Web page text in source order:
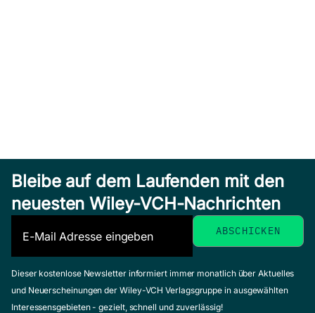
Bleibe auf dem Laufenden mit den
neuesten Wiley-VCH-Nachrichten
Dieser kostenlose Newsletter informiert immer monatlich über Aktuelles
und Neuerscheinungen der Wiley-VCH Verlagsgruppe in ausgewählten
Interessensgebieten - gezielt, schnell und zuverlässig!